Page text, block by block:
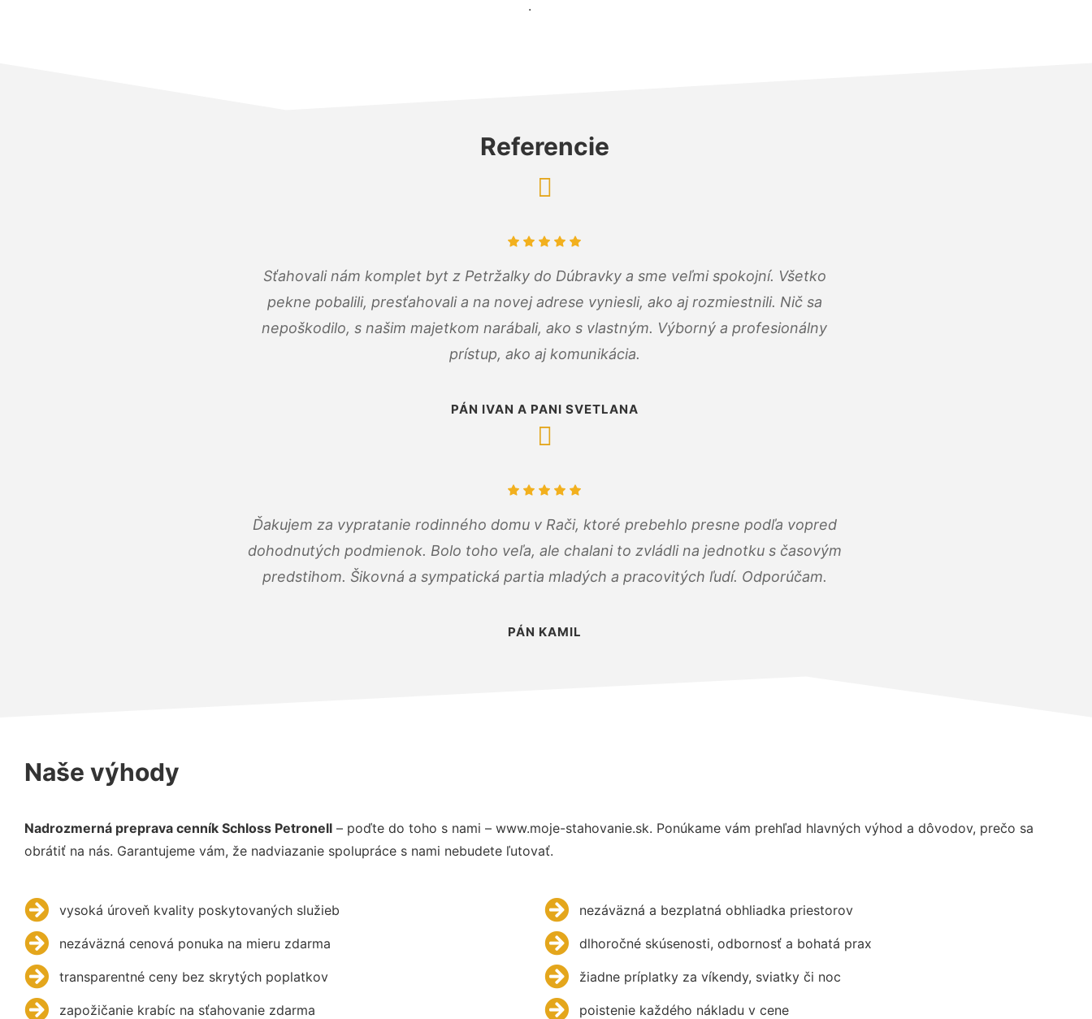
.
Referencie
Sťahovali nám komplet byt z Petržalky do Dúbravky a sme veľmi spokojní. Všetko
pekne pobalili, presťahovali a na novej adrese vyniesli, ako aj rozmiestnili. Nič sa
nepoškodilo, s našim majetkom narábali, ako s vlastným. Výborný a profesionálny
prístup, ako aj komunikácia.
PÁN IVAN A PANI SVETLANA
Ďakujem za vypratanie rodinného domu v Rači, ktoré prebehlo presne podľa vopred
dohodnutých podmienok. Bolo toho veľa, ale chalani to zvládli na jednotku s časovým
predstihom. Šikovná a sympatická partia mladých a pracovitých ľudí. Odporúčam.
PÁN KAMIL
Naše výhody
Nadrozmerná preprava cenník Schloss Petronell – poďte do toho s nami – www.moje-stahovanie.sk. Ponúkame vám prehľad hlavných výhod a dôvodov, prečo sa
obrátiť na nás. Garantujeme vám, že nadviazanie spolupráce s nami nebudete ľutovať.
vysoká úroveň kvality poskytovaných služieb
nezáväzná cenová ponuka na mieru zdarma
transparentné ceny bez skrytých poplatkov
zapožičanie krabíc na sťahovanie zdarma
nezáväzná a bezplatná obhliadka priestorov
dlhoročné skúsenosti, odbornosť a bohatá prax
žiadne príplatky za víkendy, sviatky či noc
poistenie každého nákladu v cene